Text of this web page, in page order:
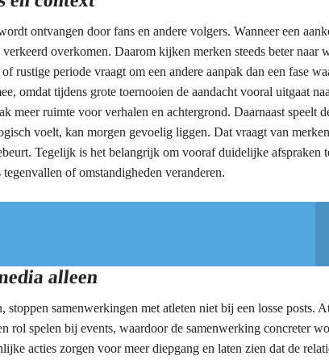
ontvangen door fans en andere volgers. Wanneer een
overkomen. Daarom kijken merken steeds beter naar
rustige periode vraagt om een andere aanpak dan een fase
omdat tijdens grote toernooien de aandacht vooral uitgaat
meer ruimte voor verhalen en achtergrond. Daarnaast speelt
voelt, kan morgen gevoelig liggen. Dat vraagt van
Tegelijk is het belangrijk om vooraf duidelijke afspraken
of omstandigheden veranderen.
alleen
samenwerkingen met atleten niet bij een losse posts.
rol spelen bij events, waardoor de samenwerking concreter
acties zorgen voor meer diepgang en laten zien dat de